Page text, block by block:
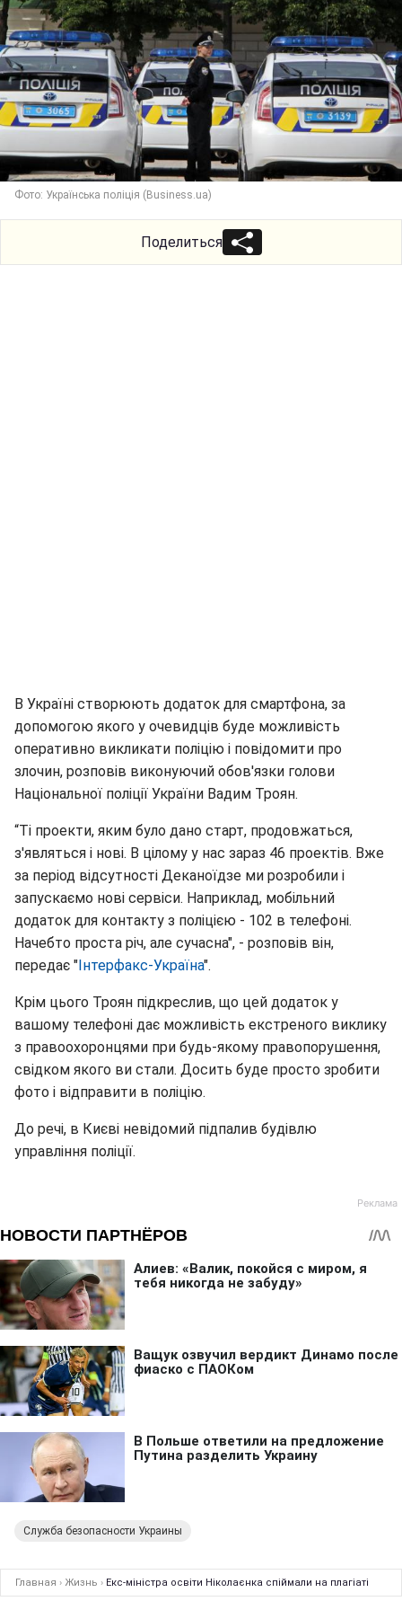
Фото: Українська поліція (Business.ua)
Поделиться
В Україні створюють додаток для смартфона, за
допомогою якого у очевидців буде можливість
оперативно викликати поліцію і повідомити про
злочин, розповів виконуючий обов'язки голови
Національної поліції України Вадим Троян.
“Ті проекти, яким було дано старт, продовжаться,
з'являться і нові. В цілому у нас зараз 46 проектів. Вже
за період відсутності Деканоїдзе ми розробили і
запускаємо нові сервіси. Наприклад, мобільний
додаток для контакту з поліцією - 102 в телефоні.
Начебто проста річ, але сучасна", - розповів він,
передає "Інтерфакс-Україна".
Крім цього Троян підкреслив, що цей додаток у
вашому телефоні дає можливість екстреного виклику
з правоохоронцями при будь-якому правопорушення,
свідком якого ви стали. Досить буде просто зробити
фото і відправити в поліцію.
До речі, в Києві невідомий підпалив будівлю
управління поліції.
Служба безопасности Украины
Главная › Жизнь › Екс-міністра освіти Ніколаєнка спіймали на плагіаті